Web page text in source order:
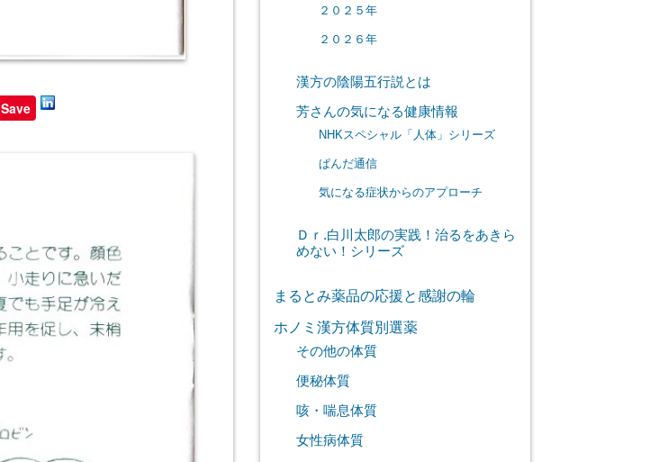
Save
２０２５年
２０２６年
漢方の陰陽五行説とは
芳さんの気になる健康情報
NHKスペシャル「人体」シリーズ
ぱんだ通信
気になる症状からのアプローチ
Ｄｒ.白川太郎の実践！治るをあきら
めない！シリーズ
まるとみ薬品の応援と感謝の輪
ホノミ漢方体質別選薬
その他の体質
便秘体質
咳・喘息体質
女性病体質